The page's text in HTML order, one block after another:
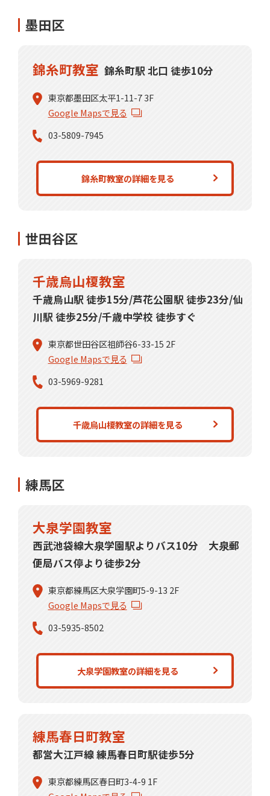
墨田区
錦糸町教室 錦糸町駅 北口 徒歩10分
東京都墨田区太平1-11-7 3F
Google Mapsで見る
03-5809-7945
錦糸町教室の詳細を見る
世田谷区
千歳烏山榎教室
千歳烏山駅 徒歩15分/芦花公園駅 徒歩23分/仙
川駅 徒歩25分/千歳中学校 徒歩すぐ
東京都世田谷区祖師谷6-33-15 2F
Google Mapsで見る
03-5969-9281
千歳烏山榎教室の詳細を見る
練馬区
大泉学園教室
西武池袋線大泉学園駅よりバス10分 大泉郵
便局バス停より徒歩2分
東京都練馬区大泉学園町5-9-13 2F
Google Mapsで見る
03-5935-8502
大泉学園教室の詳細を見る
練馬春日町教室
都営大江戸線 練馬春日町駅徒歩5分
東京都練馬区春日町3-4-9 1F